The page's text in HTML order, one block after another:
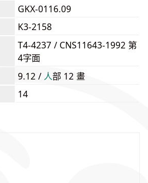
GKX-0116.09
K3-2158
T4-4237 / CNS11643-1992 第
4字面
9.12 / ⼈部 12 畫
14